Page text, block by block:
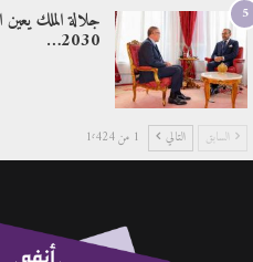
5 جلالة الملك
2030…
السابق التالي 1 من 1٬424